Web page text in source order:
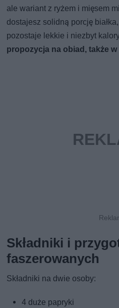
ale wariant z ryżem i mięsem
dostajesz solidną porcję
pozostaje lekkie i niezbyt
propozycja na obiad, także
Składniki i
faszerowanych
Składniki na dwie osoby:
4 duże papryki